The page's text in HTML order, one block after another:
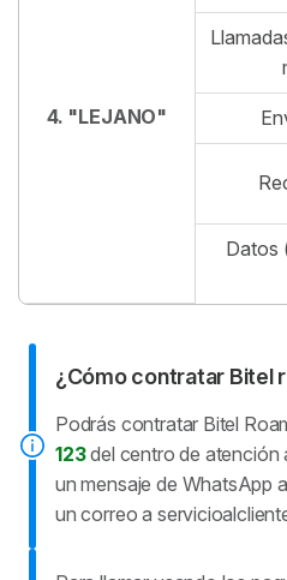
4. "LEJANO"
Datos
¿Cómo contratar Bitel
Podrás contratar Bitel
123del centro de atención
un mensaje de WhatsApp
un correo a